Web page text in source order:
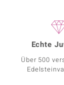
Echte
Über 500